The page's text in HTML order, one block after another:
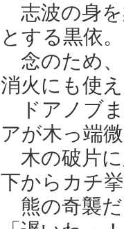
志波の身を
とする黒依。
念のため、
消火にも使
ドアノブま
アが木っ端
木の破片に
下からカチ
熊の奇襲